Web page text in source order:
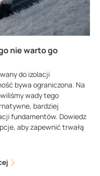
nie warto go
do izolacji
bywa ograniczona. Na
wady tego
bardziej
fundamentów. Dowiedz
aby zapewnić trwałą